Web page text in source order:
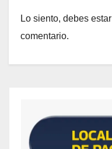
Lo siento, debes estar
comentario.